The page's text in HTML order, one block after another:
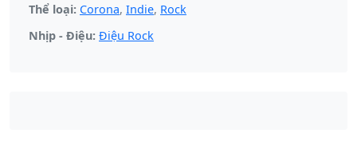
Thể loại: Corona, Indie, Rock
Nhịp - Điệu: Điệu Rock